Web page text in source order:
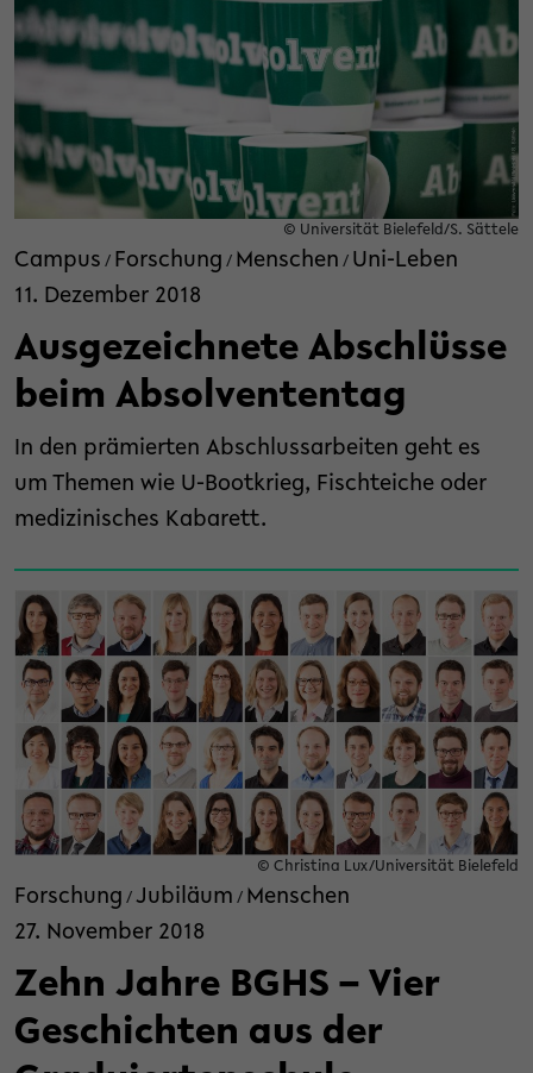
© Universität Bielefeld/S. Sättele
Campus / Forschung / Menschen / Uni-Leben
11. Dezember 2018
Ausgezeichnete Abschlüsse
beim Absolvententag
In den prämierten Abschlussarbeiten geht es
um Themen wie U-Bootkrieg, Fischteiche oder
medizinisches Kabarett.
© Christina Lux/Universität Bielefeld
Forschung / Jubiläum / Menschen
27. November 2018
Zehn Jahre BGHS – Vier
Geschichten aus der